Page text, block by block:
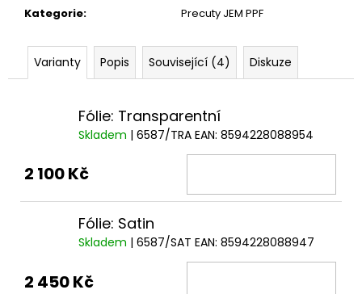
Kategorie: Precuty JEM PPF
Varianty Popis Související (4) Diskuze
Fólie: Transparentní
Skladem | 6587/TRA EAN: 8594228088954
2 100 Kč
Fólie: Satin
Skladem | 6587/SAT EAN: 8594228088947
2 450 Kč